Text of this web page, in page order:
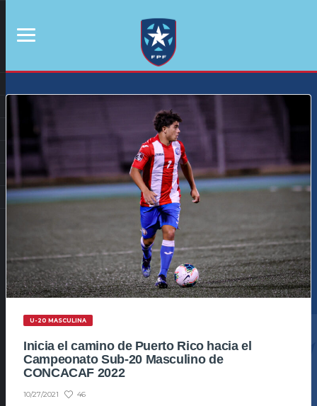
U-20 MASCULINA
Inicia el camino de Puerto Rico hacia el
Campeonato Sub-20 Masculino de
CONCACAF 2022
10/27/2021 46